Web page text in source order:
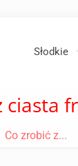
Słodkie
ciasta
Co zrobić z...